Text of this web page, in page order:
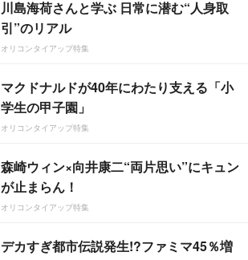
川島海荷さんと学ぶ 日常に潜む“人身取
引”のリアル
オリコンタイアップ特集
マクドナルドが40年にわたり支える「小
学生の甲子園」
オリコンタイアップ特集
森崎ウィン×向井康二“両片思い”にキュン
が止まらん！
オリコンタイアップ特集
デカすぎ都市伝説発生!?ファミマ45％増